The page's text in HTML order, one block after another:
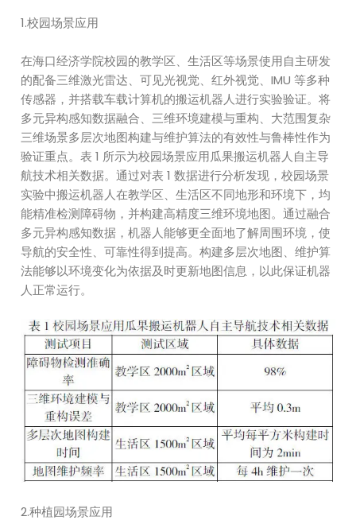
1.校园场景应用
在海口经济学院校园的教学区、生活区等场景使用自主研发
的配备三维激光雷达、可见光视觉、红外视觉、IMU 等多种
传感器，并搭载车载计算机的搬运机器人进行实验验证。将
多元异构感知数据融合、三维环境建模与重构、大范围复杂
三维场景多层次地图构建与维护算法的有效性与鲁棒性作为
验证重点。表 1 所示为校园场景应用瓜果搬运机器人自主导
航技术相关数据。通过对表 1 数据进行分析发现，校园场景
实验中搬运机器人在教学区、生活区不同地形和环境下，均
能精准检测障碍物，并构建高精度三维环境地图。通过融合
多元异构感知数据，机器人能够更全面地了解周围环境，使
导航的安全性、可靠性得到提高。构建多层次地图、维护算
法能够以环境变化为依据及时更新地图信息，以此保证机器
人正常运行。
2.种植园场景应用